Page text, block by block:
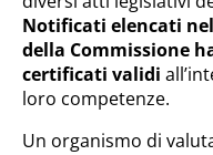
Notificati elencati
della Commissione
certificati validi
loro competenze.
Un organismo di